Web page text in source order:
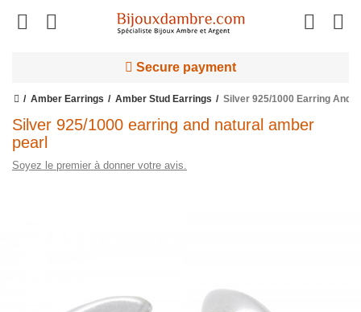
Secure payment
Amber Earrings Amber Stud Earrings Silver 925/1000 Earring And
Silver 925/1000 earring and natural amber
pearl
Soyez le premier à donner votre avis.